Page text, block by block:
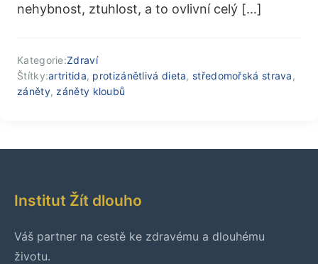
nehybnost, ztuhlost, a to ovlivní celý […]
Kategorie:Zdraví
Štítky:artritida, protizánětlivá dieta, středomořská strava,
záněty, záněty kloubů
Institut Žít dlouho
Váš partner na cestě ke zdravému a dlouhému
životu.